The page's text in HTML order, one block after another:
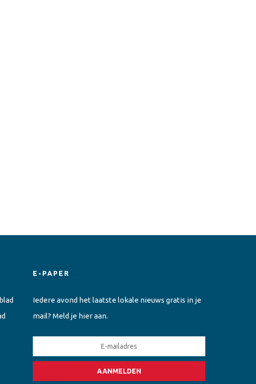
E-PAPER
Iedere avond het laatste lokale nieuws gratis in je
mail? Meld je hier aan.